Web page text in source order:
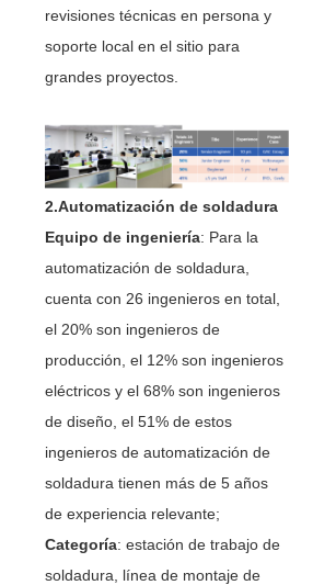
revisiones técnicas en persona y
soporte local en el sitio para
grandes proyectos.
2.Automatización de soldadura
Equipo de ingeniería: Para la
automatización de soldadura,
cuenta con 26 ingenieros en total,
el 20% son ingenieros de
producción, el 12% son ingenieros
eléctricos y el 68% son ingenieros
de diseño, el 51% de estos
ingenieros de automatización de
soldadura tienen más de 5 años
de experiencia relevante;
Categoría: estación de trabajo de
soldadura, línea de montaje de